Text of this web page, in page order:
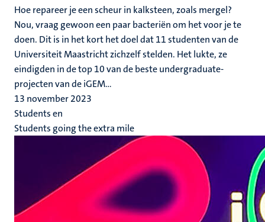
Hoe repareer je een scheur in kalksteen, zoals mergel?
Nou, vraag gewoon een paar bacteriën om het voor je te
doen. Dit is in het kort het doel dat 11 studenten van de
Universiteit Maastricht zichzelf stelden. Het lukte, ze
eindigden in de top 10 van de beste undergraduate-
projecten van de iGEM...
13 november 2023
Students en
Students going the extra mile